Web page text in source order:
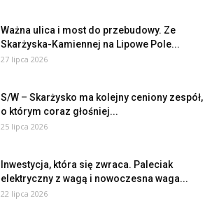
Ważna ulica i most do przebudowy. Ze
Skarżyska-Kamiennej na Lipowe Pole...
27 lipca 2026
S/W – Skarżysko ma kolejny ceniony zespół,
o którym coraz głośniej...
25 lipca 2026
Inwestycja, która się zwraca. Paleciak
elektryczny z wagą i nowoczesna waga...
22 lipca 2026